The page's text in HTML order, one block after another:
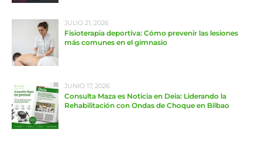
JULIO 21, 2026
Fisioterapia deportiva: Cómo prevenir las lesiones
más comunes en el gimnasio
JUNIO 17, 2026
Consulta Maza es Noticia en Deia: Liderando la
Rehabilitación con Ondas de Choque en Bilbao